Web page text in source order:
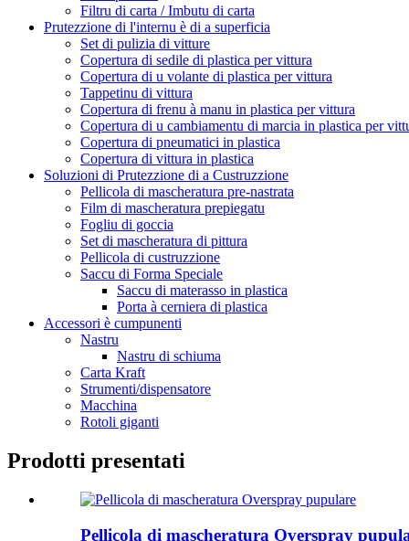
Filtru di carta / Imbutu di carta
Prutezzione di l'internu è di a superficia
Set di pulizia di vitture
Copertura di sedile di plastica per vittura
Copertura di u volante di plastica per vittura
Tappetinu di vittura
Copertura di frenu à manu in plastica per vittura
Copertura di u cambiamentu di marcia in plastica per
Copertura di pneumatici in plastica
Copertura di vittura in plastica
Soluzioni di Prutezzione di a Custruzzione
Pellicola di mascheratura pre-nastrata
Film di mascheratura prepiegatu
Fogliu di goccia
Set di mascheratura di pittura
Pellicola di custruzzione
Saccu di Forma Speciale
Saccu di materasso in plastica
Porta à cerniera di plastica
Accessori è cumpunenti
Nastru
Nastru di schiuma
Carta Kraft
Strumenti/dispensatore
Macchina
Rotoli giganti
Prodotti presentati
Pellicola di mascheratura Overspray